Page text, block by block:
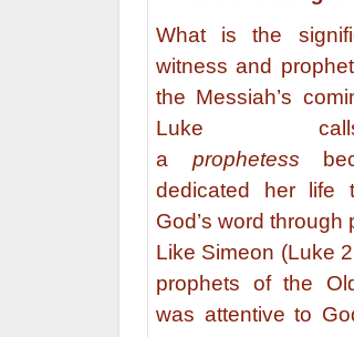
What is the
witness and
the Messiah’s
Luke
a prophetess
dedicated her life
God’s word through
Like Simeon (Luke
prophets of the
was attentive to